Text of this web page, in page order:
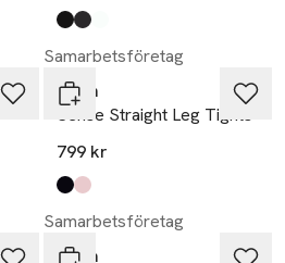
Produkten finns i färgerna:
black
shadow grey
white
Samarbetsföretag
aim'n
Sense Straight Leg Tights
799 kr
Produkten finns i färgerna:
black
ballerina
Samarbetsföretag
aim'n